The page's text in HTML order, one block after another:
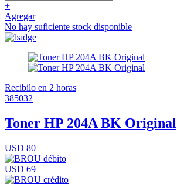
+
Agregar
No hay suficiente stock disponible
Recibilo en 2 horas
385032
Toner HP 204A BK Original
USD 80
USD 69